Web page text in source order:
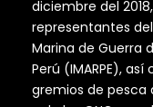
diciembre del
representantes
Marina de Guerra
Perú (IMARPE),
gremios de pesca